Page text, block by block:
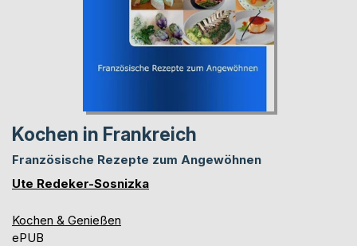
Kochen in Frankreich
Französische Rezepte zum Angewöhnen
Ute Redeker-Sosnizka
Kochen & Genießen
ePUB